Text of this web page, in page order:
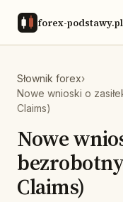
forex-podstawy.pl
Słownik forex›
Nowe wnioski o
Claims)
Nowe
Claims)